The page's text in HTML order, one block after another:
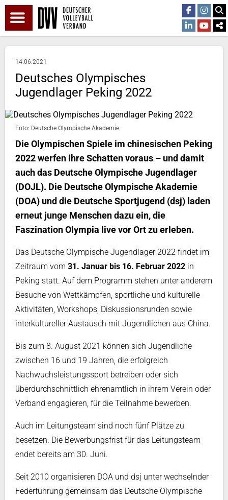
14.06.2021
Deutsches Olympisches
Jugendlager Peking 2022
Foto: Deutsche Olympische Akademie
Die Olympischen Spiele im chinesischen Peking
2022 werfen ihre Schatten voraus – und damit
auch das Deutsche Olympische Jugendlager
(DOJL). Die Deutsche Olympische Akademie
(DOA) und die Deutsche Sportjugend (dsj) laden
erneut junge Menschen dazu ein, die
Faszination Olympia live vor Ort zu erleben.
Das Deutsche Olympische Jugendlager 2022 findet im
Zeitraum vom 31. Januar bis 16. Februar 2022 in
Peking statt. Auf dem Programm stehen unter anderem
Besuche von Wettkämpfen, sportliche und kulturelle
Aktivitäten, Workshops, Diskussionsrunden sowie
interkultureller Austausch mit Jugendlichen aus China.
Bis zum 8. August 2021 können sich Jugendliche
zwischen 16 und 19 Jahren, die erfolgreich
Nachwuchsleistungssport betreiben oder sich
überdurchschnittlich ehrenamtlich in ihrem Verein oder
Verband engagieren, für die Teilnahme bewerben.
Auch im Leitungsteam sind noch fünf Plätze zu
besetzen. Die Bewerbungsfrist für das Leitungsteam
endet bereits am 30. Juni.
Seit 2010 organisieren DOA und dsj unter wechselnder
Federführung gemeinsam das Deutsche Olympische